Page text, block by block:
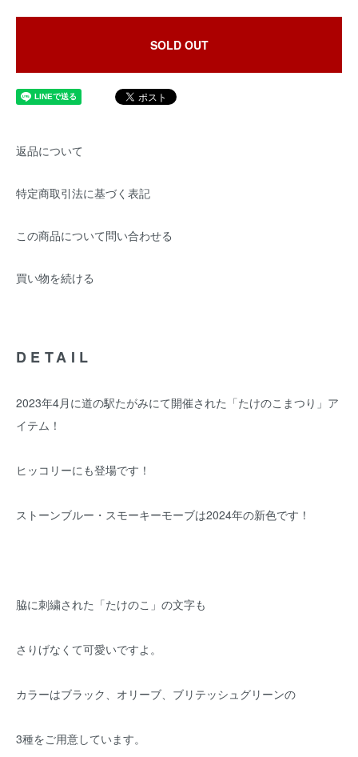
SOLD OUT
返品について
特定商取引法に基づく表記
この商品について問い合わせる
買い物を続ける
DETAIL
2023年4月に道の駅たがみにて開催された「たけのこまつり」ア
イテム！
ヒッコリーにも登場です！
ストーンブルー・スモーキーモーブは2024年の新色です！
脇に刺繍された「たけのこ」の文字も
さりげなくて可愛いですよ。
カラーはブラック、オリーブ、ブリテッシュグリーンの
3種をご用意しています。